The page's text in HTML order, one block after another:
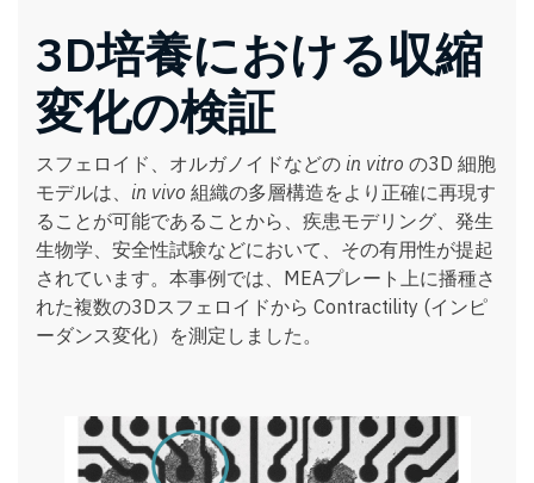
3D培養における収縮
変化の検証
スフェロイド、オルガノイドなどの in vitro の3D 細胞
モデルは、 in vivo 組織の多層構造をより正確に再現す
ることが可能であることから、疾患モデリング、発生
生物学、安全性試験などにおいて、その有用性が提起
されています。本事例では、MEAプレート上に播種さ
れた複数の3Dスフェロイドから Contractility (インピ
ーダンス変化）を測定しました。